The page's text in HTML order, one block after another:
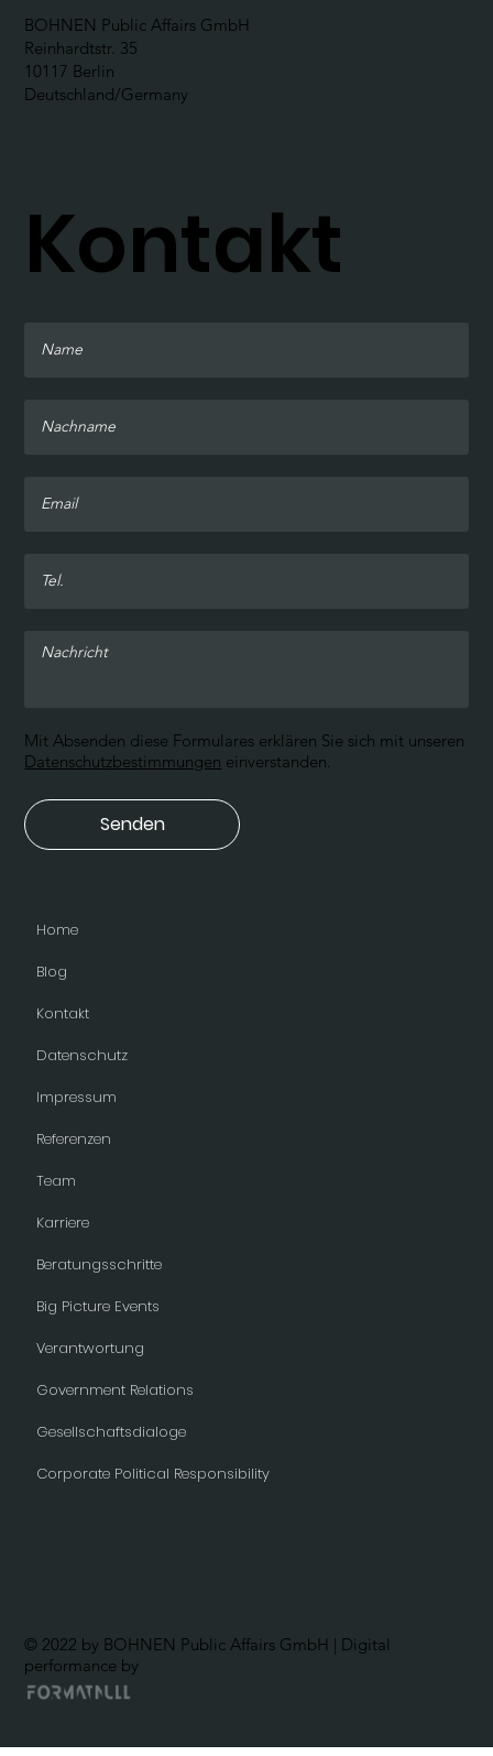
Referenzen
Team
Karriere
Beratungsschritte
Big Picture Events
Verantwortung
Home
Blog
Kontakt
Datenschutz
Impressum
Government Relations
Gesellschaftsdialoge
Corporate Political Responsibility
Senden
Mit Absenden diese Formulares erklären Sie sich mit unseren
Datenschutzbestimmungen einverstanden.
BOHNEN Public Affairs GmbH
Reinhardtstr. 35
10117 Berlin
Deutschland/Germany
Kontakt
© 2022 by BOHNEN Public Affairs GmbH | Digital
performance by